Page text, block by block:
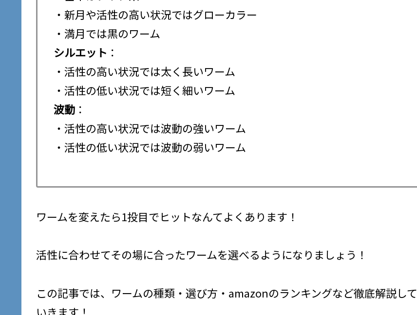
・新月や活性の高い状況ではグローカラー
・満月では黒のワーム
シルエット ：
・活性の高い状況では太く長いワーム
・活性の低い状況では短く細いワーム
波動 ：
・活性の高い状況では波動の強いワーム
・活性の低い状況では波動の弱いワーム
ワームを変えたら1投目でヒットなんてよくあります！
活性に合わせてその場に合ったワームを選べるようになりましょう！
この記事では、ワームの種類・選び方・amazonのランキングなど徹底解説して
いきます！